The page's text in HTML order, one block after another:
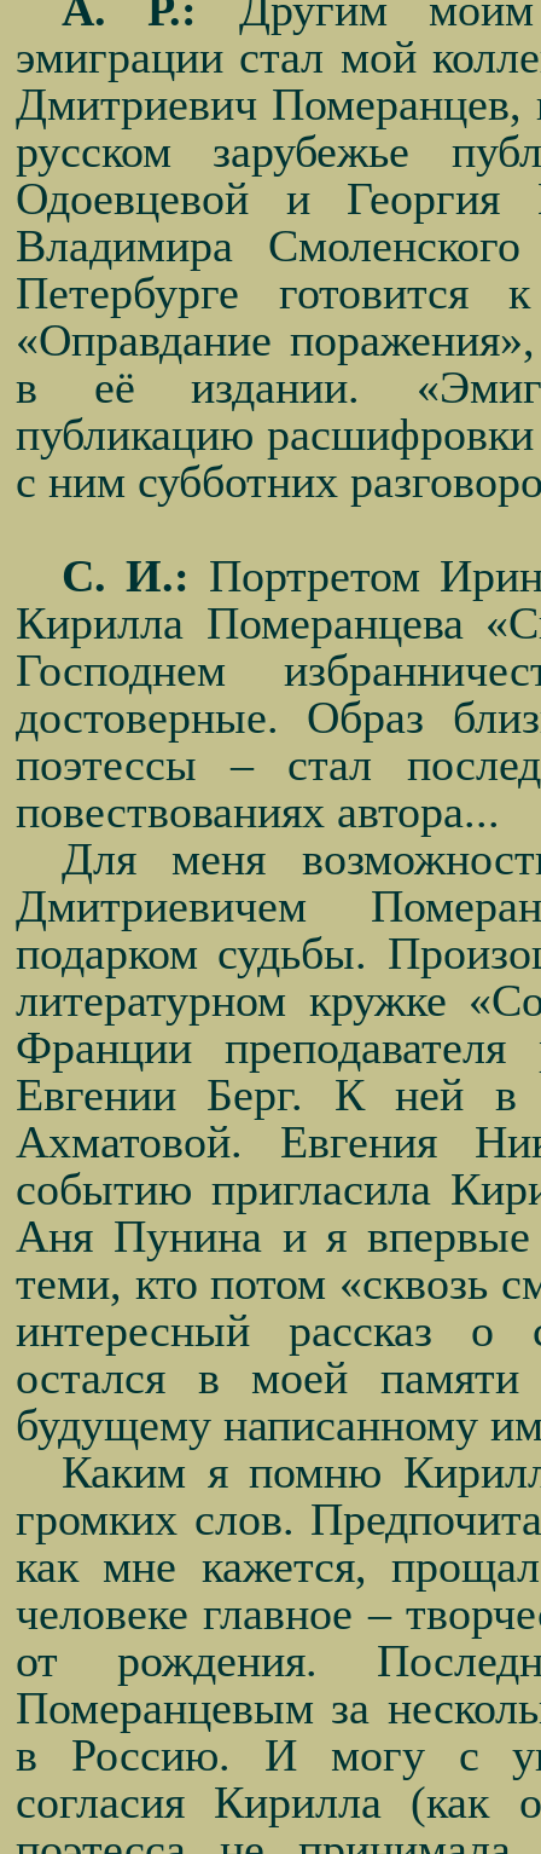
эмиграции стал мой
Дмитриевич Померанцев,
русском зарубежье
Одоевцевой и Георгия
Владимира
Петербурге
«Оправдание
в её издании.
публикацию
с ним субботних
С. И.: Портретом
Кирилла Померанцева
Господнем
достоверные. Образ
поэтессы – стал
повествованиях автора...
Для меня
Дмитриевичем
подарком судьбы.
литературном кружке
Франции
Евгении Берг. К ней в
Ахматовой. Евгения
событию пригласила
Аня Пунина и я впервые
теми, кто потом «сквозь
интересный рассказ о
остался в моей памяти
будущему написанному
Каким я помню
громких слов.
как мне кажется,
человеке главное –
от рождения.
Померанцевым за
в Россию. И могу с
согласия Кирилла (как